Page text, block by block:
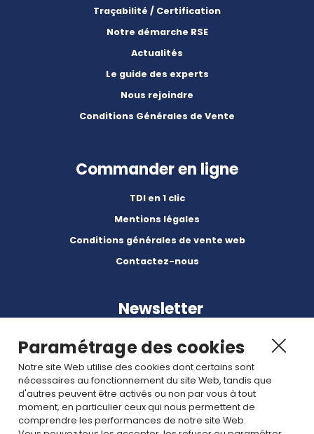
Traçabilité / Certification
Notre démarche RSE
Actualités
Le guide des experts
Nous rejoindre
Conditions Générales de Vente
Commander en ligne
TDI en 1 clic
Mentions légales
Conditions générales de vente web
Contactez-nous
Newsletter
Abonnez-vous à nos dernières nouvelles et articles.
Paramétrage des cookies
Notre site Web utilise des cookies dont certains sont
nécessaires au fonctionnement du site Web, tandis que
d'autres peuvent être activés ou non par vous à tout
moment, en particulier ceux qui nous permettent de
comprendre les performances de notre site Web.